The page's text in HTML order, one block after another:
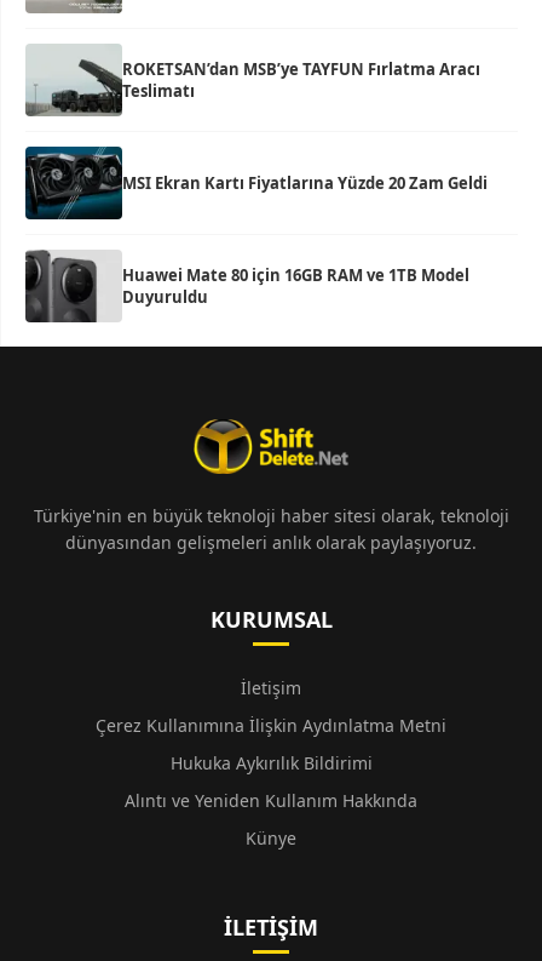
ROKETSAN’dan MSB’ye TAYFUN Fırlatma Aracı
Teslimatı
MSI Ekran Kartı Fiyatlarına Yüzde 20 Zam Geldi
Huawei Mate 80 için 16GB RAM ve 1TB Model
Duyuruldu
Türkiye'nin en büyük teknoloji haber sitesi olarak, teknoloji
dünyasından gelişmeleri anlık olarak paylaşıyoruz.
KURUMSAL
İletişim
Çerez Kullanımına İlişkin Aydınlatma Metni
Hukuka Aykırılık Bildirimi
Alıntı ve Yeniden Kullanım Hakkında
Künye
İLETIŞIM